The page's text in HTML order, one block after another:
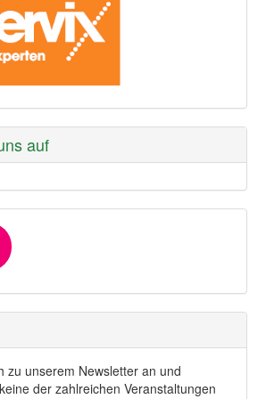
auf
zu unserem Newsletter an und
der zahlreichen Veranstaltungen